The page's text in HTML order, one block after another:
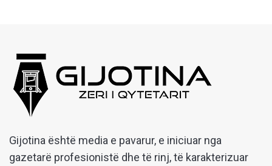
Gijotina është media e pavarur, e iniciuar nga
gazetarë profesionistë dhe të rinj, të karakterizuar